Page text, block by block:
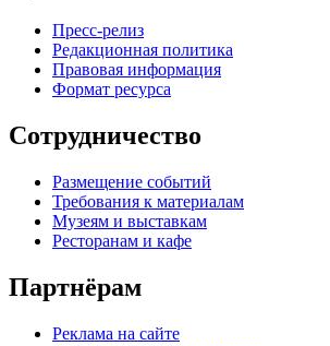
Пресс-релиз
Редакционная политика
Правовая информация
Формат ресурса
Сотрудничество
Размещение событий
Требования к материалам
Музеям и выставкам
Ресторанам и кафе
Партнёрам
Реклама на сайте